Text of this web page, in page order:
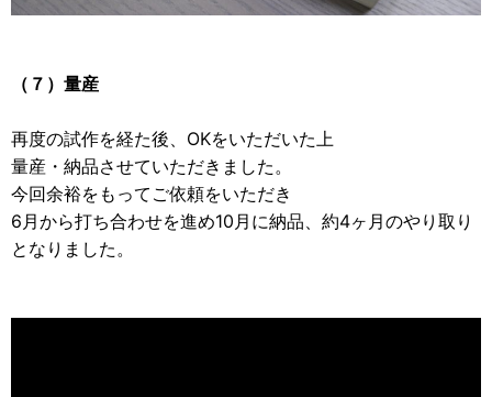
（７）量産
再度の試作を経た後、OKをいただいた上
量産・納品させていただきました。
今回余裕をもってご依頼をいただき
6月から打ち合わせを進め10月に納品、約4ヶ月のやり取り
となりました。